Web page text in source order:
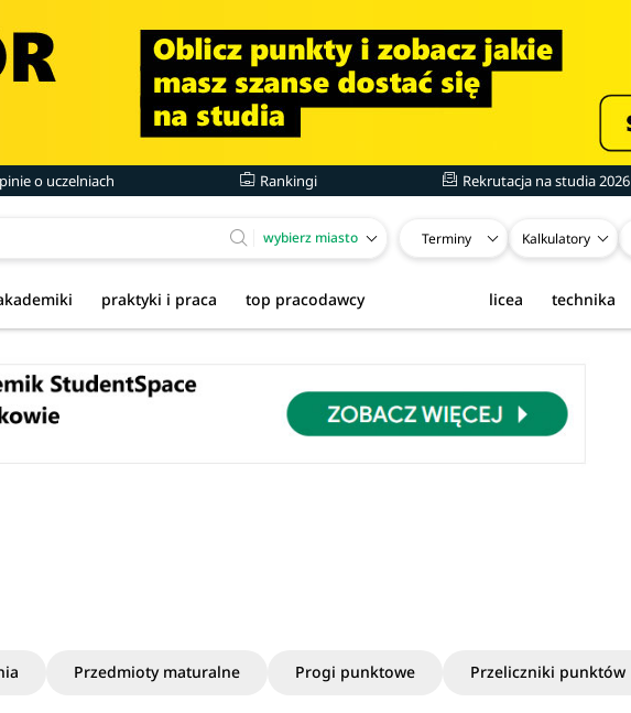
o uczelniach Rankingi Rekrutacja na studia 2026
wybierz miasto Terminy Kalkulatory
praktyki i praca top pracodawcy technika
licea
Przedmioty maturalne Progi punktowe Przeliczniki punktów